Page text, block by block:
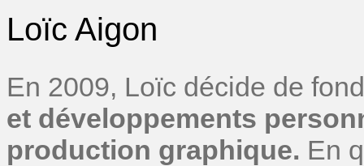
Loïc Aigon
En 2009, Loïc décide de
et développements
production graphique. En